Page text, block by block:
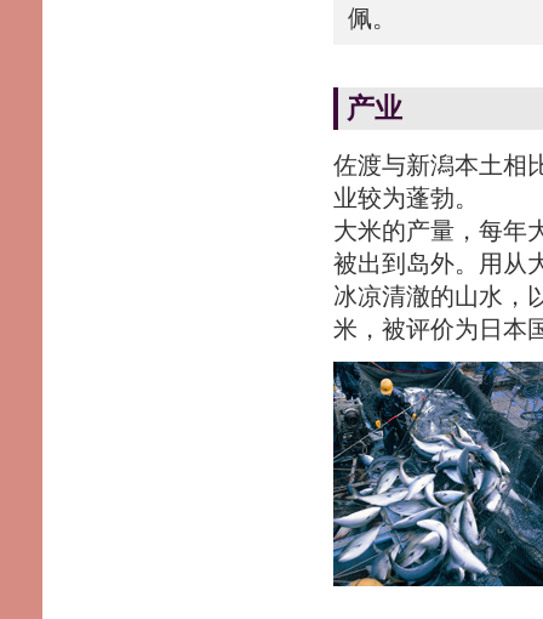
佩。
产业
佐渡与新潟本土相
业较为蓬勃。
大米的产量，每年
被出到岛外。用从
冰凉清澈的山水，
米，被评价为日本